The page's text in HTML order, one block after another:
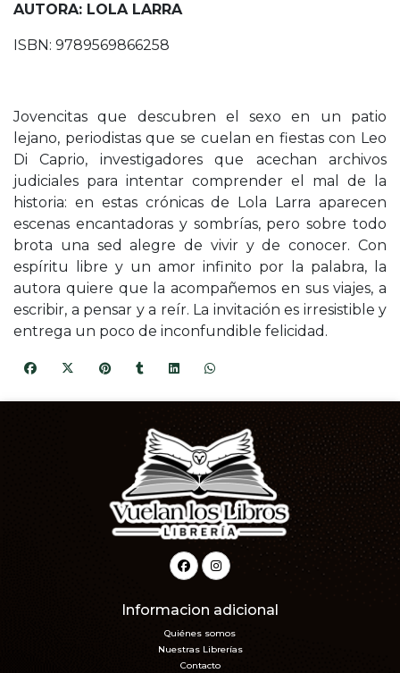
AUTORA: LOLA LARRA
ISBN: 9789569866258
Jovencitas que descubren el sexo en un patio
lejano, periodistas que se cuelan en fiestas con Leo
Di Caprio, investigadores que acechan archivos
judiciales para intentar comprender el mal de la
historia: en estas crónicas de Lola Larra aparecen
escenas encantadoras y sombrías, pero sobre todo
brota una sed alegre de vivir y de conocer. Con
espíritu libre y un amor infinito por la palabra, la
autora quiere que la acompañemos en sus viajes, a
escribir, a pensar y a reír. La invitación es irresistible y
entrega un poco de inconfundible felicidad.
Informacion adicional
Quiénes somos
Nuestras Librerías
Contacto